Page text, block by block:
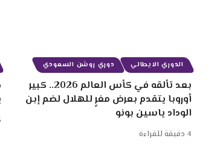
الدوري الايطالي دوري روشن السعودي
بعد تألقه في كأس العالم 2026.. كبير
أوروبا يتقدم بعرض مغرٍ للهلال لضم إبن
الوداد ياسين بونو
4 دقيقة للقراءة
3